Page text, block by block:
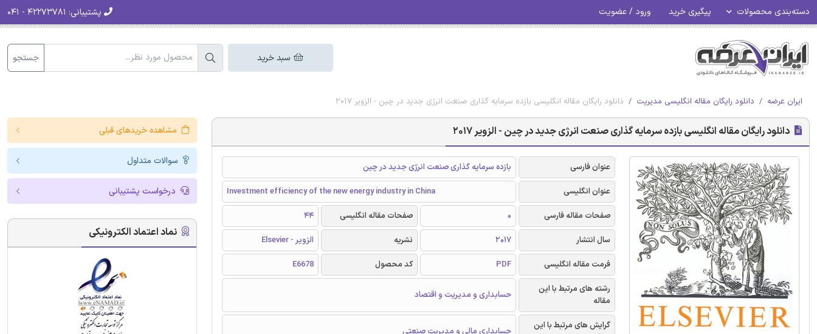
دسته‌بندی محصولات پیگیری خرید ورود / عضویت پشتیبانی:
سبد خرید جستجو
ایران عرضه دانلود رایگان مقاله انگلیسی مدیریت دانلود رایگان مقاله انگلیسی بازده سرمایه گذاری صنعت انرژی جدید در چین - الزویر 2017
دانلود رایگان مقاله انگلیسی بازده سرمایه گذاری صنعت انرژی جدید در چین - الزویر 2017
عنوان فارسی
بازده سرمایه گذاری صنعت انرژی جدید در چین
عنوان انگلیسی
Investment efficiency of the new energy industry in China
صفحات مقاله فارسی
0 صفحات مقاله انگلیسی
44
سال انتشار
2017 نشریه
الزویر - Elsevier
فرمت مقاله انگلیسی
PDF کد محصول
E6678
رشته های مرتبط با این
مقاله
حسابداری و مدیریت و اقتصاد
گرایش های مرتبط با این
حسابداری مالی و مدیریت صنعتی
مشاهده خریدهای قبلی
سوالات متداول
درخواست پشتیبانی
نماد اعتماد الکترونیکی